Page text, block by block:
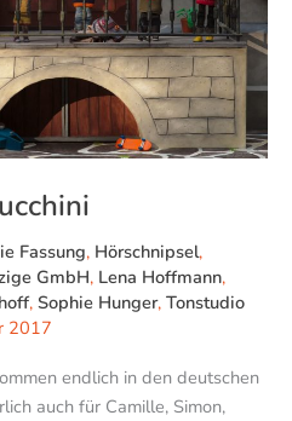
Fassung, Hörschnipsel,
GmbH, Lena Hoffmann,
, Sophie Hunger, Tonstudio
2017
endlich in den deutschen
auch für Camille, Simon,